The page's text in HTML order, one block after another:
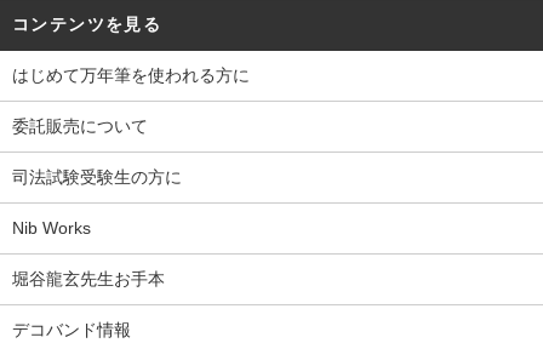
コンテンツを見る
はじめて万年筆を使われる方に
委託販売について
司法試験受験生の方に
Nib Works
堀谷龍玄先生お手本
デコバンド情報